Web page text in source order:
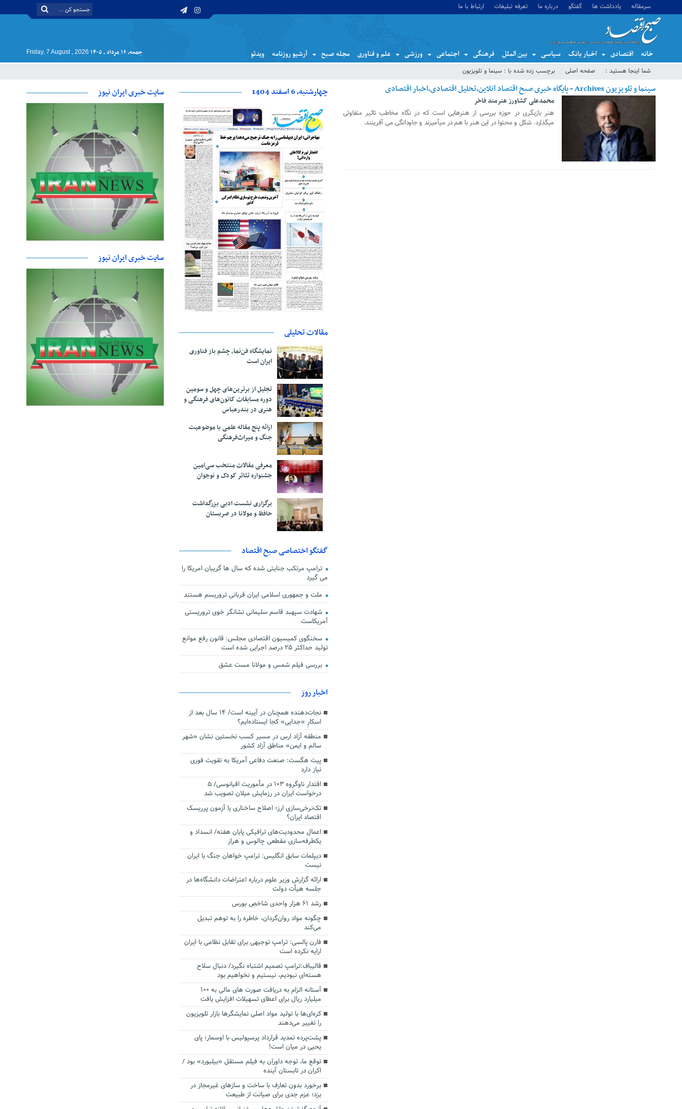
سرمقاله یادداشت ها گفتگو درباره ما تعرفه تبلیغات ارتباط با ما
خانه اقتصادی اخبار بانک سیاسی بین الملل فرهنگی اجتماعی ورزشی علم و فناوری مجله صبح آرشیو روزنامه ویدئو جمعه, ۱۶ مرداد , ۱۴۰۵ Friday, 7 August , 2026
شما اینجا هستید : صفحه اصلی برچسب زده شده با : سینما و تلویزیون
سینما و تلویزیون Archives - پایگاه خبری صبح اقتصاد آنلاین،تحلیل اقتصادی،اخبار اقتصادی
محمدعلی کشاورز هنرمند فاخر
هنر بازیگری در حوزه بررسی از هنرهایی است که در نگاه مخاطب تاثیر متفاوتی
میگذارد. شکل و محتوا در این هنر با هم در می­آمیزند و جاودانگی می آفرینند.
چهارشنبه، 6 اسفند 1404
مقالات تحلیلی
نمایشگاه فن‌نما، چشم باز فناوری
ایران است
تجلیل از بر‌ترین‌های چهل و سومین
دوره مسابقات کانون‌های فرهنگی و
هنری در بندرعباس
ارائه پنج مقاله علمی با موضوعیت
جنگ و میراث‌فرهنگی
معرفی مقالات منتخب سی‌امین
جشنواره تئاتر کودک و نوجوان
برگزاری نشست ادبی بزرگداشت
حافظ و مولانا در صربستان
گفتگو اختصاصی صبح اقتصاد
ترامپ مرتکب جنایتی شده که سال ها گریبان امریکا را
می گیرد
ملت و جمهوری اسلامی ایران قربانی تروریسم هستند
شهادت سپهبد قاسم سلیمانی نشانگر خوی تروریستی
آمریکاست
سخنگوی کمیسیون اقتصادی مجلس: قانون رفع موانع
تولید حداکثر ۲۵ درصد اجرایی شده است
بررسی فیلم شمس و مولانا مست عشق
اخبار روز
نجات‌دهنده‌ همچنان در آیینه است/ ۱۴ سال بعد از
اسکارِ «جدایی» کجا ایستاده‌ایم؟
منطقه آزاد ارس در مسیر کسب نخستین نشان «شهر
سالم و ایمن» مناطق آزاد کشور
پیت هگست: صنعت دفاعی آمریکا به تقویت فوری
نیاز دارد
اقتدار ناوگروه ۱۰۳ در مأموریت‌ اقیانوسی/ ۵
درخواست ایران در رزمایش میلان تصویب شد
تک‌نرخی‌سازی ارز؛ اصلاح ساختاری یا آزمون پرریسک
اقتصاد ایران؟
اعمال محدودیت‌های ترافیکی پایان هفته/ انسداد و
یکطرفه‌سازی مقطعی چالوس و هراز
دیپلمات سابق انگلیس:‌ ترامپ خواهان جنگ با ایران
نیست
ارائه گزارش وزیر علوم درباره اعتراضات دانشگاه‌ها در
جلسه هیأت دولت
رشد ۶۱ هزار واحدی شاخص بورس
چگونه مواد روان‌گردان، خاطره را به توهم تبدیل
می‌کند
فارن پالسی: ترامپ توجیهی برای تقابل نظامی با ایران
ارایه نکرده است
قالیباف:ترامپ تصمیم اشتباه نگیرد/ دنبال سلاح
هسته‌ای نبودیم، نیستیم و نخواهیم بود
آستانه الزام به دریافت صورت های مالی به ۱۰۰
میلیارد ریال برای اعطای تسهیلات افزایش یافت
کره‌ای‌ها با تولید مواد اصلی نمایشگرها بازار تلویزیون
را تغییر می‌دهند
پشت‌پرده تمدید قرارداد پرسپولیس با اوسمار؛ پای
یحیی در میان است!
توقع ما، توجه داوران به فیلم مستقل «بیلبورد» بود /
اکران در تابستان آینده
برخورد بدون تعارف با ساخت‌ و سازهای غیرمجاز در
یزد؛ عزم جدی برای صیانت از طبیعت
سایت خبری ایران نیوز
سایت خبری ایران نیوز